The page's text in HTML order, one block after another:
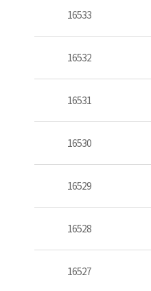
16533
16532
16531
16530
16529
16528
16527